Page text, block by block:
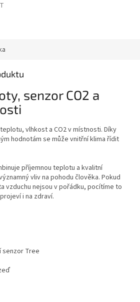
senzor CO2 a
vlhkost a CO2 v místnosti. Díky
hodnotám se může vnitřní klima řídit
příjemnou teplotu a kvalitní
vliv na pohodu člověka. Pokud
vzduchu nejsou v pořádku, pocítíme to
i na zdraví.
senzor Tree